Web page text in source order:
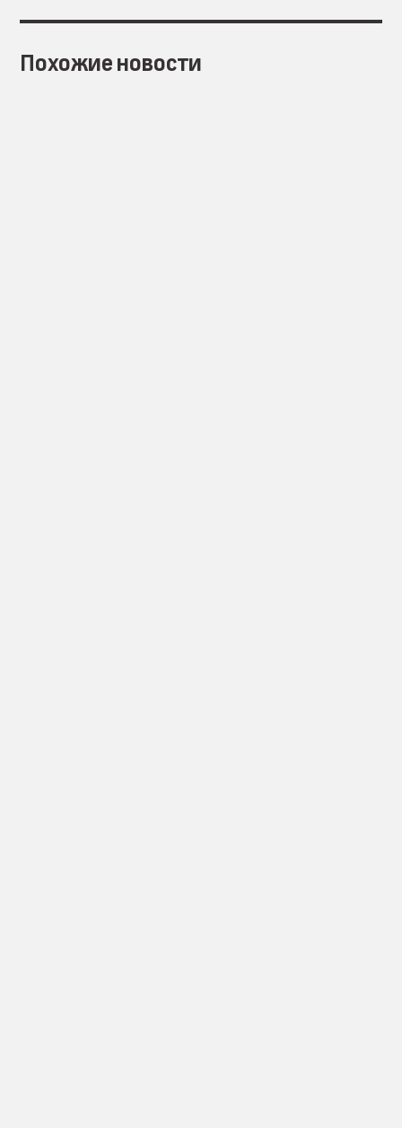
Похожие новости